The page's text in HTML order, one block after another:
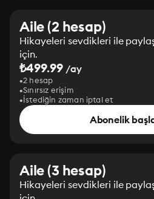
Aile (2 hesap)
Hikayeleri sevdikleri ile
için.
₺499.99 /ay
2 hesap
Sınırsız erişim
İstediğin zaman iptal et
Abonelik
Aile (3 hesap)
Hikayeleri sevdikleri ile